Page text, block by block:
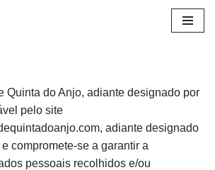
Quinta do Anjo, adiante designado por
pelo site
adiante designado
compromete-se a garantir a
pessoais recolhidos e/ou